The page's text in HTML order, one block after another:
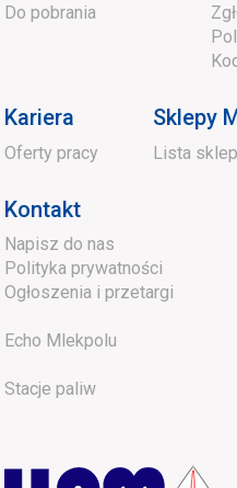
Do pobrania
Kariera
Oferty pracy
Sklepy
Lista
Kontakt
Napisz do nas
Polityka prywatności
Ogłoszenia i przetargi
Echo Mlekpolu
Stacje paliw